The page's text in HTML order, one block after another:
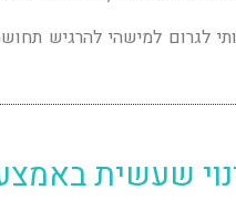
לגרום למישהי להרגיש
שעשית